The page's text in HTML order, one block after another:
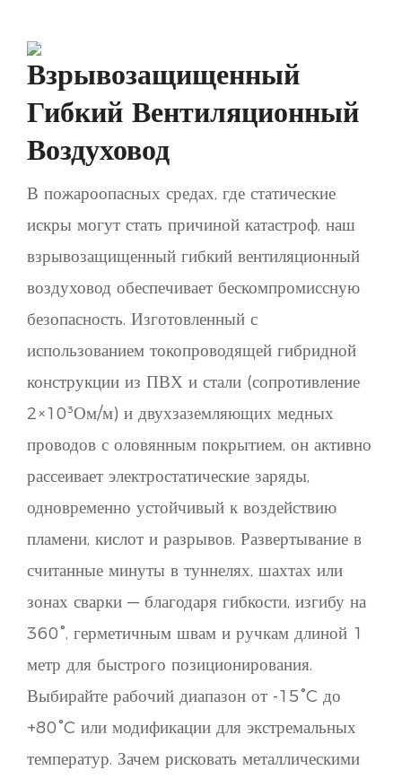
Взрывозащищенный
Гибкий Вентиляционный
Воздуховод
В пожароопасных средах, где статические
искры могут стать причиной катастроф, наш
взрывозащищенный гибкий вентиляционный
воздуховод обеспечивает бескомпромиссную
безопасность. Изготовленный с
использованием токопроводящей гибридной
конструкции из ПВХ и стали (сопротивление
2×10³Ом/м) и двухзаземляющих медных
проводов с оловянным покрытием, он активно
рассеивает электростатические заряды,
одновременно устойчивый к воздействию
пламени, кислот и разрывов. Развертывание в
считанные минуты в туннелях, шахтах или
зонах сварки — благодаря гибкости, изгибу на
360°, герметичным швам и ручкам длиной 1
метр для быстрого позиционирования.
Выбирайте рабочий диапазон от -15°C до
+80°C или модификации для экстремальных
температур. Зачем рисковать металлическими